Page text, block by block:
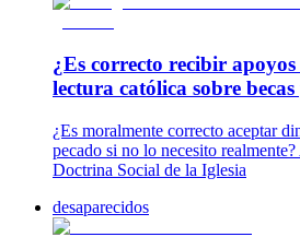
¿Es correcto recibir
lectura católica sobre
¿Es moralmente correcto aceptar
pecado si no lo necesito
Doctrina Social de la Iglesia
desaparecidos